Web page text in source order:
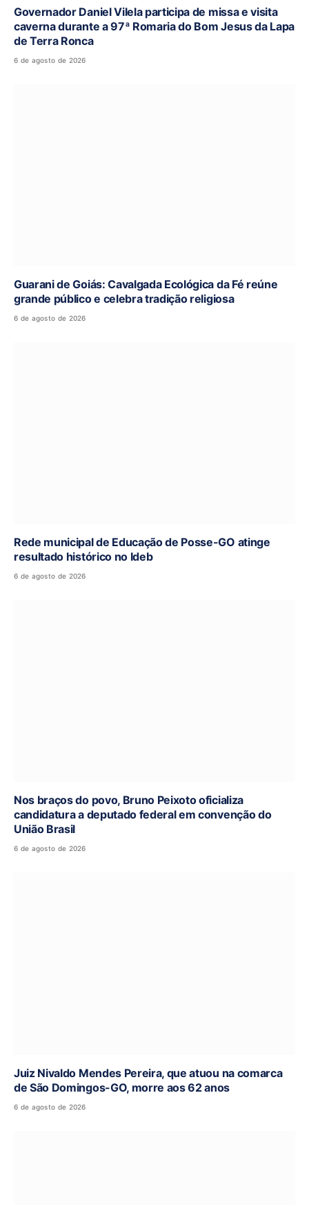
Governador Daniel Vilela participa de missa e visita
caverna durante a 97ª Romaria do Bom Jesus da Lapa
de Terra Ronca
6 de agosto de 2026
Guarani de Goiás: Cavalgada Ecológica da Fé reúne
grande público e celebra tradição religiosa
6 de agosto de 2026
Rede municipal de Educação de Posse-GO atinge
resultado histórico no Ideb
6 de agosto de 2026
Nos braços do povo, Bruno Peixoto oficializa
candidatura a deputado federal em convenção do
União Brasil
6 de agosto de 2026
Juiz Nivaldo Mendes Pereira, que atuou na comarca
de São Domingos-GO, morre aos 62 anos
6 de agosto de 2026